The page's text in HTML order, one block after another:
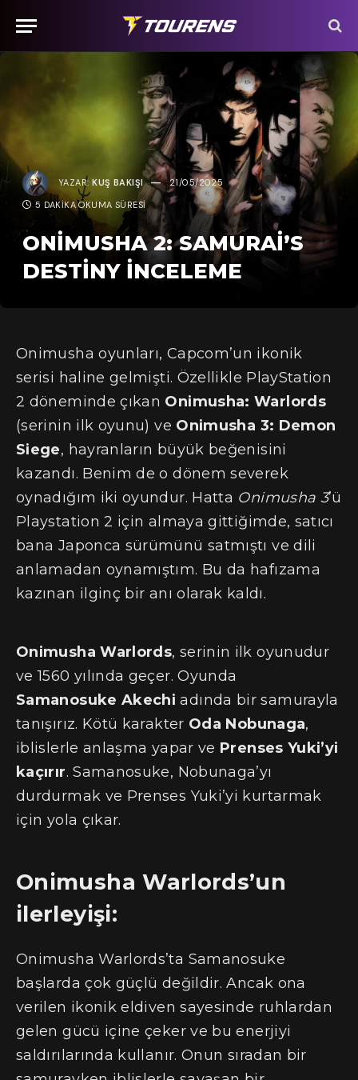
YAZAR: KUŞ BAKIŞI 21/05/2025
5 DAKIKA OKUMA SÜRESI
ONIMUSHA 2: SAMURAI’S
DESTINY İNCELEME
Onimusha oyunları, Capcom’un ikonik
serisi haline gelmişti. Özellikle PlayStation
2 döneminde çıkan Onimusha: Warlords
(serinin ilk oyunu) ve Onimusha 3: Demon
Siege, hayranların büyük beğenisini
kazandı. Benim de o dönem severek
oynadığım iki oyundur. Hatta Onimusha 3’ü
Playstation 2 için almaya gittiğimde, satıcı
bana Japonca sürümünü satmıştı ve dili
anlamadan oynamıştım. Bu da hafızama
kazınan ilginç bir anı olarak kaldı.
Onimusha Warlords, serinin ilk oyunudur
ve 1560 yılında geçer. Oyunda
Samanosuke Akechi adında bir samurayla
tanışırız. Kötü karakter Oda Nobunaga,
iblislerle anlaşma yapar ve Prenses Yuki’yi
kaçırır. Samanosuke, Nobunaga’yı
durdurmak ve Prenses Yuki’yi kurtarmak
için yola çıkar.
Onimusha Warlords’un
ilerleyişi:
Onimusha Warlords’ta Samanosuke
başlarda çok güçlü değildir. Ancak ona
verilen ikonik eldiven sayesinde ruhlardan
gelen gücü içine çeker ve bu enerjiyi
saldırılarında kullanır. Onun sıradan bir